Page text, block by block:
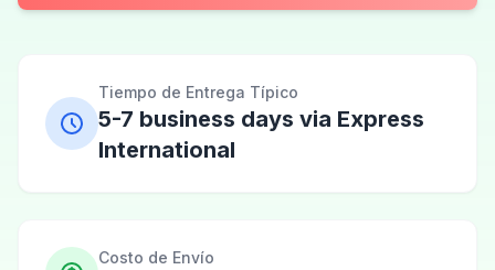
Tiempo de Entrega Típico
5-7 business days via Express
International
Costo de Envío